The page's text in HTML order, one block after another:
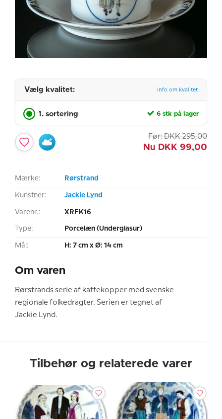
Vælg kvalitet: Info om kvalitet
1. sortering 6 stk på lager
Før: DKK 295,00
Nu DKK 99,00
Mærke: Rørstrand
Kunstner: Jackie Lynd
Varenr.: XRFK16
Type: Porcelæn (Underglasur)
Mål: H: 7 cm x Ø: 14 cm
Om varen
Rørstrands serie af kaffekopper med svenske
regionale folkedragter. Serien er tegnet af
Jackie Lynd.
Tilbehør og relaterede varer